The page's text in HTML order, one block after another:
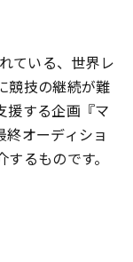
ている、世界レ
競技の継続が難
援する企画『マ
オーディショ
るものです。